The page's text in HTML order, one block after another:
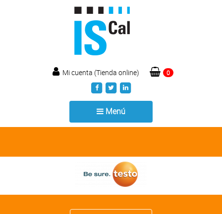
Mi cuenta (Tienda online) 0
Menú
navigation